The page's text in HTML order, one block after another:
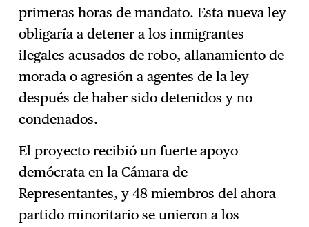
primeras horas de mandato. Esta nueva ley
obligaría a detener a los inmigrantes
ilegales acusados de robo, allanamiento de
morada o agresión a agentes de la ley
después de haber sido detenidos y no
condenados.
El proyecto recibió un fuerte apoyo
demócrata en la Cámara de
Representantes, y 48 miembros del ahora
partido minoritario se unieron a los